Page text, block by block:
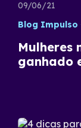
09/06/21
Blog Impulso
Mulheres
ganhado